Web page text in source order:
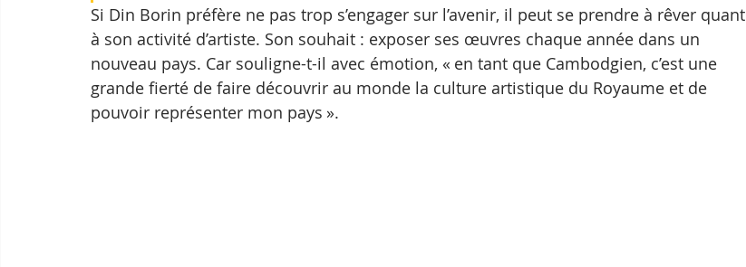
Si Din Borin préfère ne pas trop s’engager sur l’avenir, il peut se prendre à rêver quant
à son activité d’artiste. Son souhait : exposer ses œuvres chaque année dans un
nouveau pays. Car souligne-t-il avec émotion, « en tant que Cambodgien, c’est une
grande fierté de faire découvrir au monde la culture artistique du Royaume et de
pouvoir représenter mon pays ».